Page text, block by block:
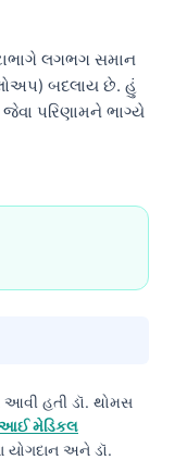
લગભગ સમાન
બદલાય છે. હું
જેવા પરિણામને ભાગ્યે
આવી હતી ડૉ. થોમસ
મેડિકલ
યોગદાન અને ડૉ.